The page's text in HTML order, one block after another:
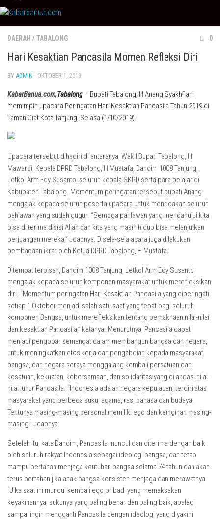
Skip
to
content
DAERAH / TABALONG 0
Hari Kesaktian Pancasila Momen Refleksi Diri
BY ADMIN · OKTOBER 1, 2019
KabarBanua.com,Tabalong– Bupati Tabalong, H Anang Syakhfiani
memimpin upacara Peringatan Hari Kesaktian Pancasila Tahun 2019 di
Taman Giat Kota Tanjung, Selasa (1/10/2019).
Upacara tersebut dihadiri di antaranya, Wakil Bupati Tabalong, H
Mawardi, Kepala DPRD Tabalong, H Mustafa, Dandim 1008 Tanjung,
Letkol Arm Edy Susanto, seluruh kepala SKPD serta para pelajar di
Kabupaten Tabalong. Momentum peringatan tersebut bupati Anang
mengajak kepada seluruh peserta upacara untuk mendoakan seluruh
pahlawan yang sudah gugur. “Semoga pahlawan yang mendahului kita
bisa di terima disisi Allah dan kita yang masih hidup bisa melanjutkan
perjuangan mereka,” ucapnya. Disela-sela acara juga dilakukan
pembacaan ikrar oleh Ketua DPRD Tabalong, H Mustafa.
Ditempat terpisah, Dandim 1008 Tanjung, Letkol Arm Edy Susanto
mengajak kepada seluruh komponen masyarakat untuk merefleksikan
diri. “Momentum peringatan Hari Kesaktian Pancasila yang diperingati
setiap 1 Oktober menjadi salah satu saat yang tepat bagi seluruh
komponen Bangsa, untuk merefleksikan tentang pemaknaan nilai-nilai
dan kesaktian Pancasila,” katanya. Menurutnya, Pancasila dapat
menjadi pengobar semangat dalam membangun bangsa dan negara,
untuk meningkatkan etos kerja dan pengabdian kepada masyarakat,
bangsa, dan negara seraya menggalang kembali persatuan dan
kesatuan, kekuatan, kebersamaan, dan solidaritas yang dilandasi nilai-
nilai luhur Pancasila. “Indonesia adalah negara kepulauan, terdiri atas
masyarakat yang berbeda suku, agama, ras, bahasa dan budaya.
Tentunya masing-masing personal memiliki ego dan keinginan masing-
masing,” ucapnya.
Setelah itu, kata Dandim, Pancasila muncul dan diterima dengan baik
oleh seluruh rakyat Indonesia sebagai ideologi bangsa, dan tetap
mampu bertahan menjaga keutuhan bangsa selama 74 tahun dan akan
terus bertahan jika anak bangsa konsisten menjaga dan merawatnya.
“Jika saat ini muncul kembali ego pribadi yang memaksakan
keyakinannya, sukunya yang paling benar dan paling baik, apalagi
sampai ingin mengganti Pancasila dengan ideologi yang diyakini